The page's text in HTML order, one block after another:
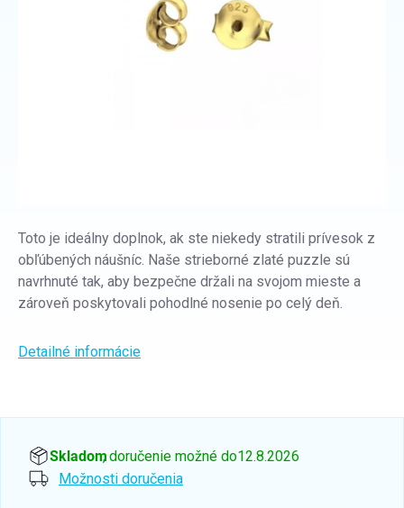
Toto je ideálny doplnok, ak ste niekedy stratili prívesok z
obľúbených náušníc. Naše strieborné zlaté puzzle sú
navrhnuté tak, aby bezpečne držali na svojom mieste a
zároveň poskytovali pohodlné nosenie po celý deň.
Detailné informácie
Skladom, doručenie možné do12.8.2026
Možnosti doručenia